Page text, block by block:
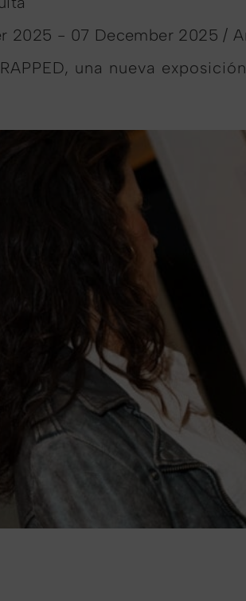
2025 - 07 December 2025 /
una nueva